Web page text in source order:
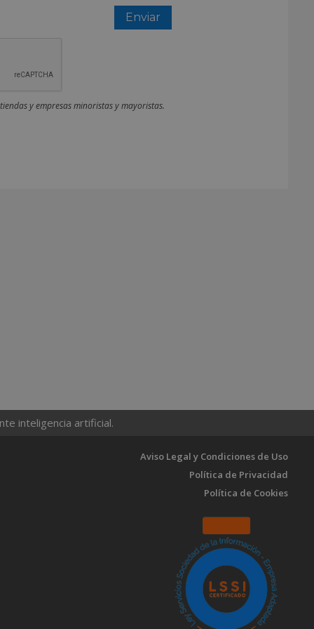
y empresas minoristas y mayoristas.
inteligencia artificial.
Aviso Legal y Condiciones de Uso
Política de Privacidad
Política de Cookies